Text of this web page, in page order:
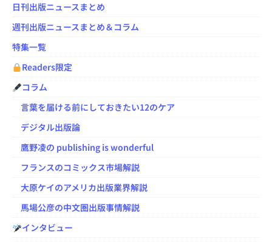
日刊出版ニュースまとめ
週刊出版ニュースまとめ＆コラム
特集一覧
Readers限定
コラム
言葉を届ける前にしておきたい12のケア
デジタル出版論
鷹野凌の publishing is wonderful
フランスのコミックス市場解説
大原ケイのアメリカ出版業界解説
馬場公彦の中文圏出版事情解説
インタビュー